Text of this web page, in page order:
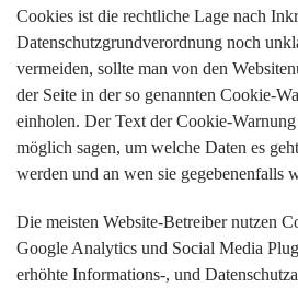
Cookies ist die rechtliche Lage nach
Datenschutzgrundverordnung noch
vermeiden, sollte man von den
der Seite in der so genannten Cookie-
einholen. Der Text der Cookie-
möglich sagen, um welche Daten es
werden und an wen sie gegebenenfalls
Die meisten Website-Betreiber nutzen
Google Analytics und Social Media
erhöhte Informations-, und